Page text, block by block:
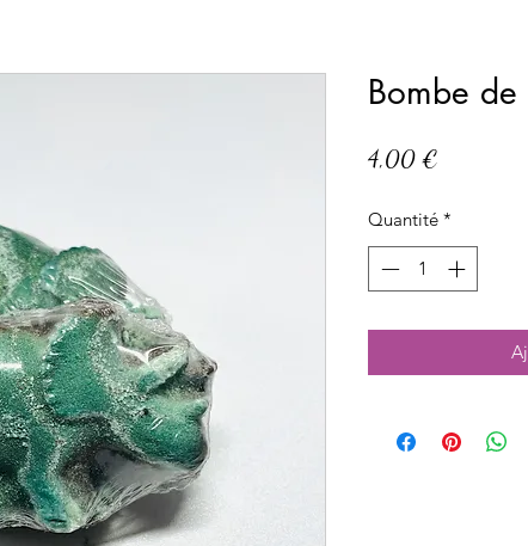
Bombe
4,00 €
Quantité *